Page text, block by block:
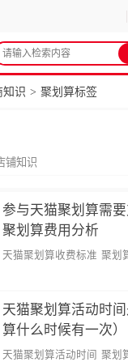
知识 > 聚划算标签
铺知识
参与天猫聚划算需要
聚划算费用分析
天猫聚划算收费标准 聚划
天猫聚划算活动时
算什么时候有一次）
天猫聚划算活动时间 聚划